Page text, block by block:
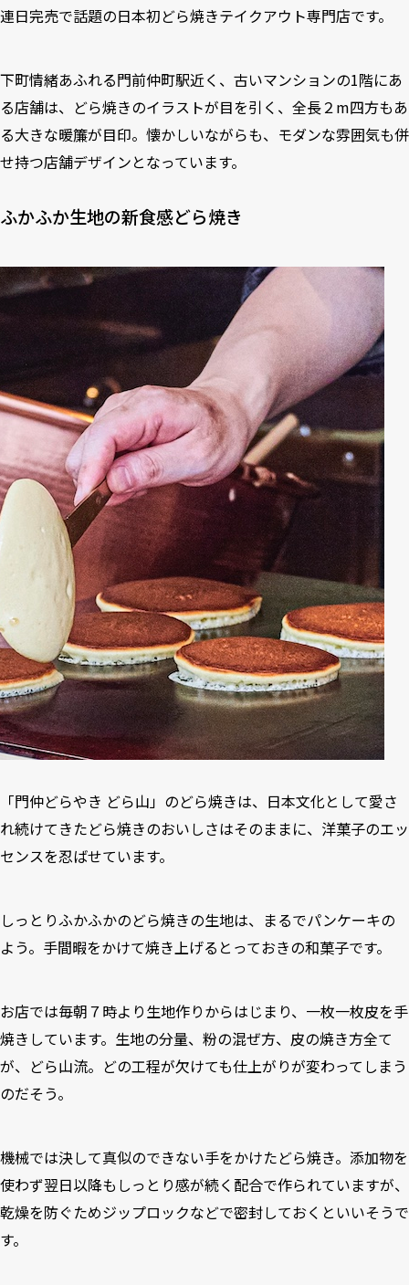
連日完売で話題の日本初どら焼きテイクアウト専門店です。
下町情緒あふれる門前仲町駅近く、古いマンションの1階にあ
る店舗は、どら焼きのイラストが目を引く、全長２m四方もあ
る大きな暖簾が目印。懐かしいながらも、モダンな雰囲気も併
せ持つ店舗デザインとなっています。
ふかふか生地の新食感どら焼き
「門仲どらやき どら山」のどら焼きは、日本文化として愛さ
れ続けてきたどら焼きのおいしさはそのままに、洋菓子のエッ
センスを忍ばせています。
しっとりふかふかのどら焼きの生地は、まるでパンケーキの
よう。手間暇をかけて焼き上げるとっておきの和菓子です。
お店では毎朝７時より生地作りからはじまり、一枚一枚皮を手
焼きしています。生地の分量、粉の混ぜ方、皮の焼き方全て
が、どら山流。どの工程が欠けても仕上がりが変わってしまう
のだそう。
機械では決して真似のできない手をかけたどら焼き。添加物を
使わず翌日以降もしっとり感が続く配合で作られていますが、
乾燥を防ぐためジップロックなどで密封しておくといいそうで
す。